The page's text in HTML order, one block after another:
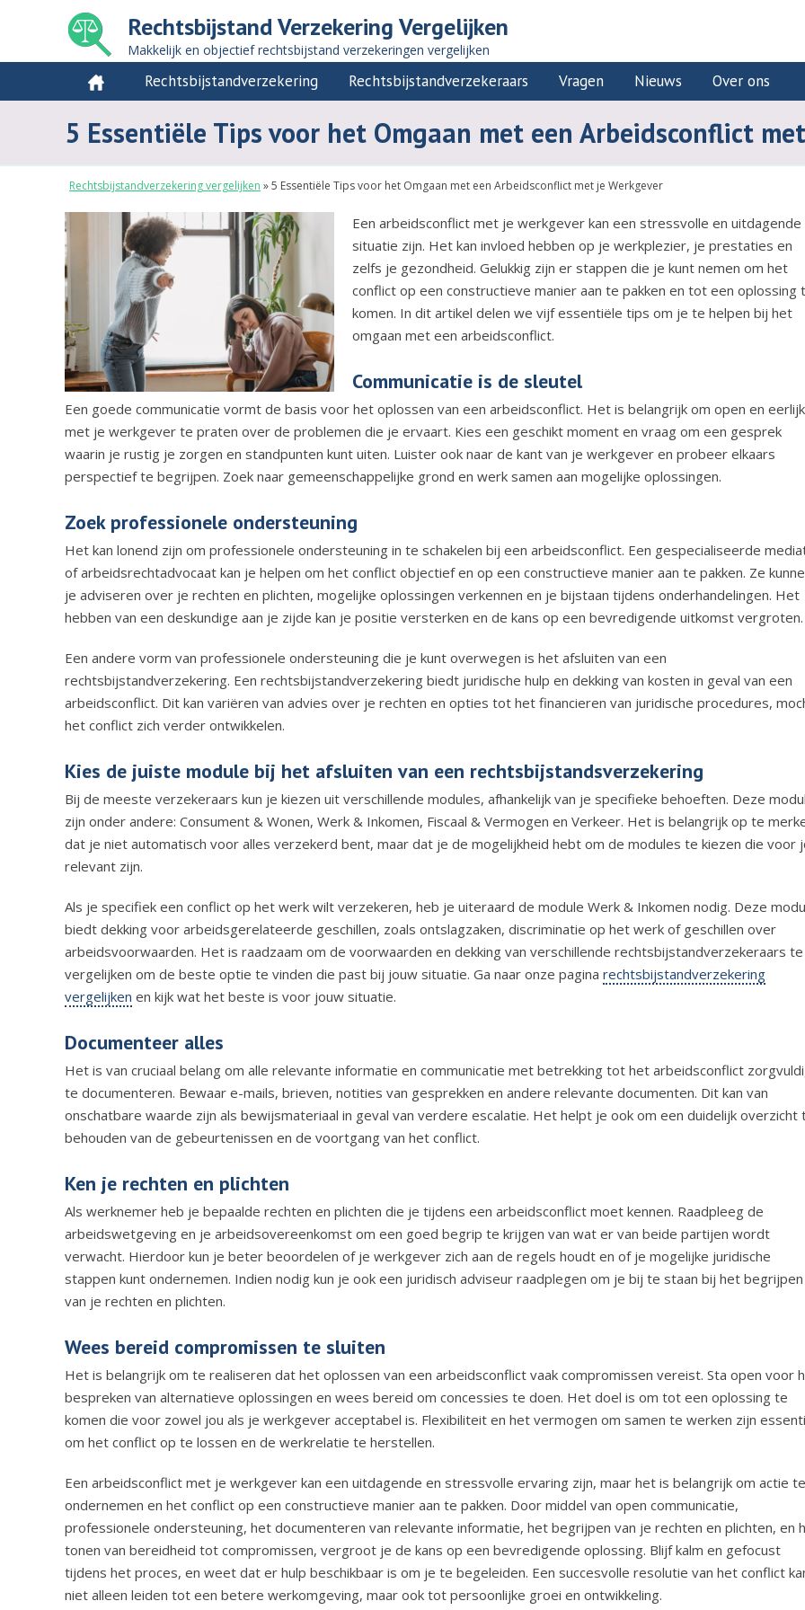
Rechtsbijstand Verzekering Vergelijken
Makkelijk en objectief rechtsbijstand verzekeringen vergelijken
Rechtsbijstandverzekering Rechtsbijstandverzekeraars Vragen Nieuws Over ons
5 Essentiële Tips voor het Omgaan met een Arbeidsconflict
Rechtsbijstandverzekering vergelijken »5 Essentiële Tips voor het Omgaan met een Arbeidsconflict met je Werkgever
Een arbeidsconflict met je werkgever kan een stressvolle en uitdagende
situatie zijn. Het kan invloed hebben op je werkplezier, je prestaties en
zelfs je gezondheid. Gelukkig zijn er stappen die je kunt nemen om het
conflict op een constructieve manier aan te pakken en tot een oplossing
komen. In dit artikel delen we vijf essentiële tips om je te helpen bij het
omgaan met een arbeidsconflict.
Communicatie is de sleutel
Een goede communicatie vormt de basis voor het oplossen van een arbeidsconflict. Het is belangrijk om open en eerlijk
met je werkgever te praten over de problemen die je ervaart. Kies een geschikt moment en vraag om een gesprek
waarin je rustig je zorgen en standpunten kunt uiten. Luister ook naar de kant van je werkgever en probeer elkaars
perspectief te begrijpen. Zoek naar gemeenschappelijke grond en werk samen aan mogelijke oplossingen.
Zoek professionele ondersteuning
Het kan lonend zijn om professionele ondersteuning in te schakelen bij een arbeidsconflict. Een gespecialiseerde
of arbeidsrechtadvocaat kan je helpen om het conflict objectief en op een constructieve manier aan te pakken. Ze
je adviseren over je rechten en plichten, mogelijke oplossingen verkennen en je bijstaan tijdens onderhandelingen. Het
hebben van een deskundige aan je zijde kan je positie versterken en de kans op een bevredigende uitkomst vergroten.
Een andere vorm van professionele ondersteuning die je kunt overwegen is het afsluiten van een
rechtsbijstandverzekering. Een rechtsbijstandverzekering biedt juridische hulp en dekking van kosten in geval van een
arbeidsconflict. Dit kan variëren van advies over je rechten en opties tot het financieren van juridische procedures,
het conflict zich verder ontwikkelen.
Kies de juiste module bij het afsluiten van een rechtsbijstandsverzekering
Bij de meeste verzekeraars kun je kiezen uit verschillende modules, afhankelijk van je specifieke behoeften. Deze
zijn onder andere: Consument & Wonen, Werk & Inkomen, Fiscaal & Vermogen en Verkeer. Het is belangrijk op te
dat je niet automatisch voor alles verzekerd bent, maar dat je de mogelijkheid hebt om de modules te kiezen die voor
relevant zijn.
Als je specifiek een conflict op het werk wilt verzekeren, heb je uiteraard de module Werk & Inkomen nodig. Deze
biedt dekking voor arbeidsgerelateerde geschillen, zoals ontslagzaken, discriminatie op het werk of geschillen over
arbeidsvoorwaarden. Het is raadzaam om de voorwaarden en dekking van verschillende rechtsbijstandverzekeraars te
vergelijken om de beste optie te vinden die past bij jouw situatie. Ga naar onze pagina rechtsbijstandverzekering
vergelijken en kijk wat het beste is voor jouw situatie.
Documenteer alles
Het is van cruciaal belang om alle relevante informatie en communicatie met betrekking tot het arbeidsconflict
te documenteren. Bewaar e-mails, brieven, notities van gesprekken en andere relevante documenten. Dit kan van
onschatbare waarde zijn als bewijsmateriaal in geval van verdere escalatie. Het helpt je ook om een duidelijk overzicht
behouden van de gebeurtenissen en de voortgang van het conflict.
Ken je rechten en plichten
Als werknemer heb je bepaalde rechten en plichten die je tijdens een arbeidsconflict moet kennen. Raadpleeg de
arbeidswetgeving en je arbeidsovereenkomst om een goed begrip te krijgen van wat er van beide partijen wordt
verwacht. Hierdoor kun je beter beoordelen of je werkgever zich aan de regels houdt en of je mogelijke juridische
stappen kunt ondernemen. Indien nodig kun je ook een juridisch adviseur raadplegen om je bij te staan bij het begrijpen
van je rechten en plichten.
Wees bereid compromissen te sluiten
Het is belangrijk om te realiseren dat het oplossen van een arbeidsconflict vaak compromissen vereist. Sta open voor
bespreken van alternatieve oplossingen en wees bereid om concessies te doen. Het doel is om tot een oplossing te
komen die voor zowel jou als je werkgever acceptabel is. Flexibiliteit en het vermogen om samen te werken zijn
om het conflict op te lossen en de werkrelatie te herstellen.
Een arbeidsconflict met je werkgever kan een uitdagende en stressvolle ervaring zijn, maar het is belangrijk om actie te
ondernemen en het conflict op een constructieve manier aan te pakken. Door middel van open communicatie,
professionele ondersteuning, het documenteren van relevante informatie, het begrijpen van je rechten en plichten, en
tonen van bereidheid tot compromissen, vergroot je de kans op een bevredigende oplossing. Blijf kalm en gefocust
tijdens het proces, en weet dat er hulp beschikbaar is om je te begeleiden. Een succesvolle resolutie van het conflict
niet alleen leiden tot een betere werkomgeving, maar ook tot persoonlijke groei en ontwikkeling.